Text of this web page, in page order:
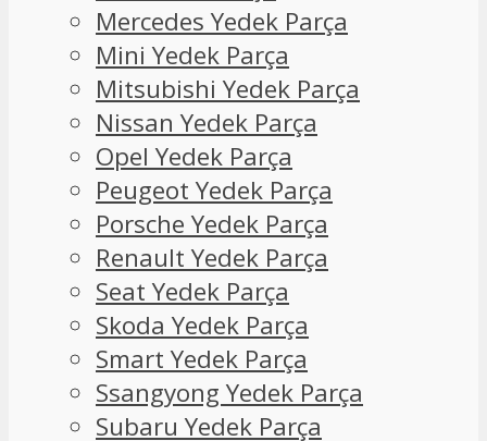
Mercedes Yedek Parça
Mini Yedek Parça
Mitsubishi Yedek Parça
Nissan Yedek Parça
Opel Yedek Parça
Peugeot Yedek Parça
Porsche Yedek Parça
Renault Yedek Parça
Seat Yedek Parça
Skoda Yedek Parça
Smart Yedek Parça
Ssangyong Yedek Parça
Subaru Yedek Parça